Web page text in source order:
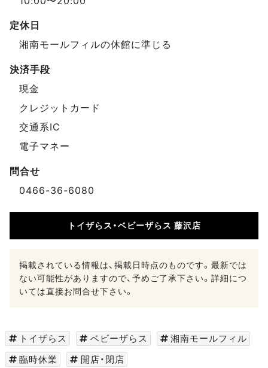
定休日
湘南モールフィルの休館に準じる
決済手段
現金
クレジットカード
交通系IC
電子マネー
問合せ
0466-36-6080
トイザらス・ベビーザらス 藤沢店
掲載されている情報は、掲載日時点のものです。最新では
ない可能性がありますので、予めご了承下さい。詳細につ
いては直接お問合せ下さい。
トイザらス ベビーザらス
湘南モールフィル
臨時休業
開店・閉店